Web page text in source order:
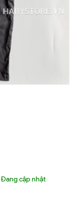
Đang cập nhật